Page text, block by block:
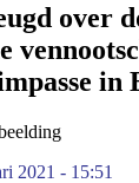
over
in
2021 - 15:51